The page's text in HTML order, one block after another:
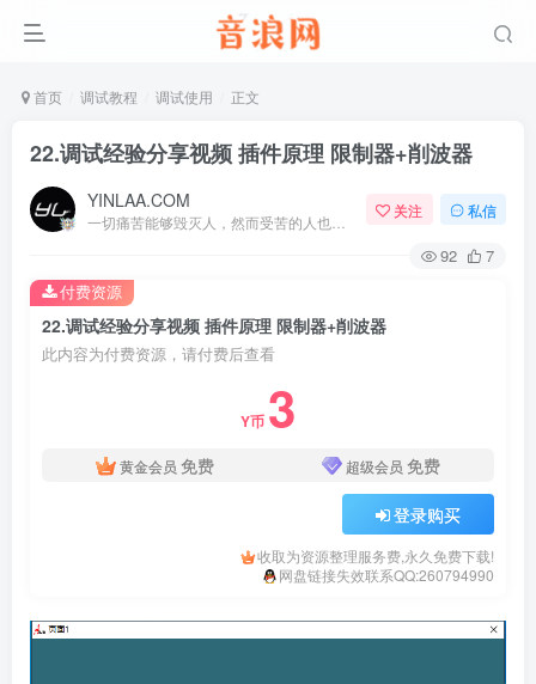
首页 调试教程 调试使用 正文
22.调试经验分享视频 插件原理 限制器+削波器
YINLAA.COM 关注 私信
92 7
22.调试经验分享视频 插件原理 限制器+削波器
此内容为付费资源，请付费后查看
Y币 3
黄金会员 免费 超级会员 免费
登录购买
收取为资源整理服务费,永久免费下载!
网盘链接失效联系QQ:260794990
付费资源